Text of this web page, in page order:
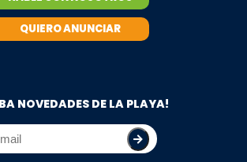
QUIERO ANUNCIAR
NOVEDADES DE LA PLAYA!